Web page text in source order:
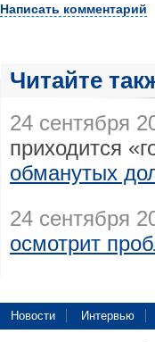
Написать комментарий
Читайте
24 сентября
приходится
обманутых
24 сентября
осмотрит
Новости Интервью